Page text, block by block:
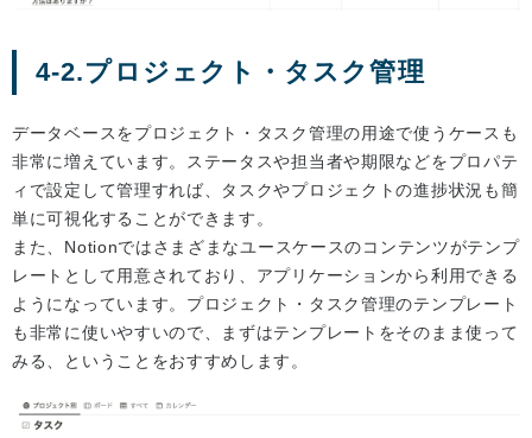
4-2.プロジェクト・タスク管理
データベースをプロジェクト・タスク管理の用途で使うケースも
非常に増えています。ステータスや担当者や期限などをプロパテ
ィで設定して管理すれば、タスクやプロジェクトの進捗状況も簡
単に可視化することができます。
また、Notionではさまざまなユースケースのコンテンツがテンプ
レートとして用意されており、アプリケーションから利用できる
ようになっています。プロジェクト・タスク管理のテンプレート
も非常に使いやすいので、まずはテンプレートをそのまま使って
みる、ということをおすすめします。